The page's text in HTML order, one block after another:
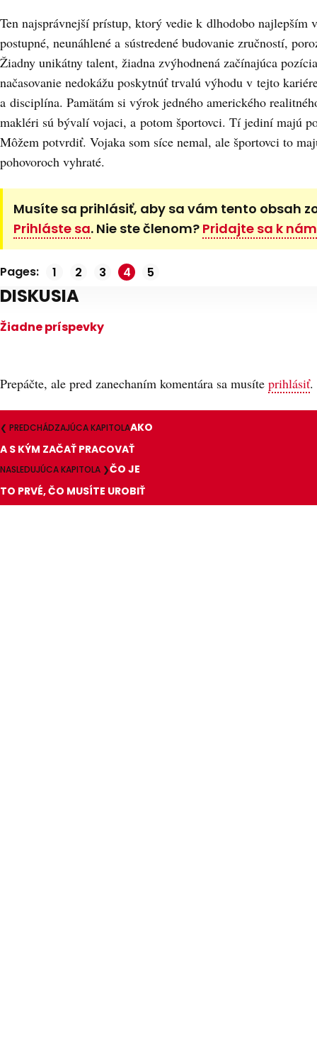
Ten najsprávnejší prístup, ktorý vedie k dlhodobo najlepším
postupné, neunáhlené a sústredené budovanie zručností,
Žiadny unikátny talent, žiadna zvýhodnená začínajúca
načasovanie nedokážu poskytnúť trvalú výhodu v tejto
a disciplína. Pamätám si výrok jedného amerického
makléri sú bývalí vojaci, a potom športovci. Tí jediní majú
Môžem potvrdiť. Vojaka som síce nemal, ale športovci to
pohovoroch vyhraté.
Musíte sa prihlásiť, aby sa vám tento obsah
Prihláste sa. Nie ste členom? Pridajte sa k nám
Pages: Stránka
1
, Stránka
2
, Stránka
3
, Stránka
4
, Stránka
5
DISKUSIA
Žiadne príspevky
Prepáčte, ale pred zanechaním komentára sa musíte prihlásiť.
❮ PREDCHÁDZAJÚCA KAPITOLAAKO
A S KÝM ZAČAŤ PRACOVAŤ
NASLEDUJÚCA KAPITOLA ❯ČO JE
TO PRVÉ, ČO MUSÍTE UROBIŤ